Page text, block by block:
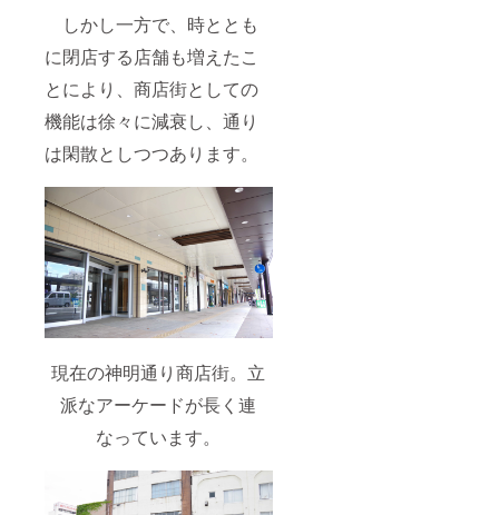
しかし一方で、時ととも
に閉店する店舗も増えたこ
とにより、商店街としての
機能は徐々に減衰し、通り
は閑散としつつあります。
現在の神明通り商店街。立
派なアーケードが長く連
なっています。